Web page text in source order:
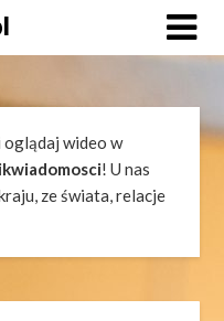
oglądaj wideo w
! U nas
ze świata, relacje